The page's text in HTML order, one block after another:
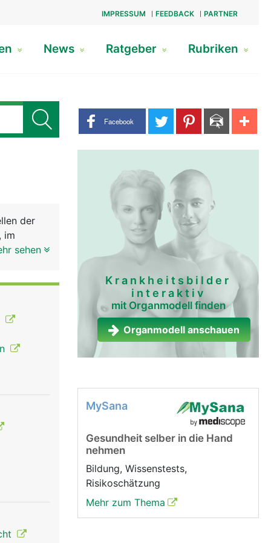
IMPRESSUM FEEDBACK PARTNER
News Ratgeber Rubriken
Share buttons
Facebook
der
im
ein
wird in
sehen
Krankheitsbilder
interaktiv
mit Organmodell finden
Organmodell anschauen
MySana
Gesundheit selber in die Hand
nehmen
Bildung, Wissenstests,
Risikoschätzung
Mehr zum Thema